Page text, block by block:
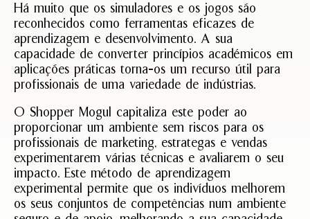
Há muito que os simuladores e os jogos são
reconhecidos como ferramentas eficazes de
aprendizagem e desenvolvimento. A sua
capacidade de converter princípios académicos em
aplicações práticas torna-os um recurso útil para
profissionais de uma variedade de indústrias.
O Shopper Mogul capitaliza este poder ao
proporcionar um ambiente sem riscos para os
profissionais de marketing, estrategas e vendas
experimentarem várias técnicas e avaliarem o seu
impacto. Este método de aprendizagem
experimental permite que os indivíduos melhorem
os seus conjuntos de competências num ambiente